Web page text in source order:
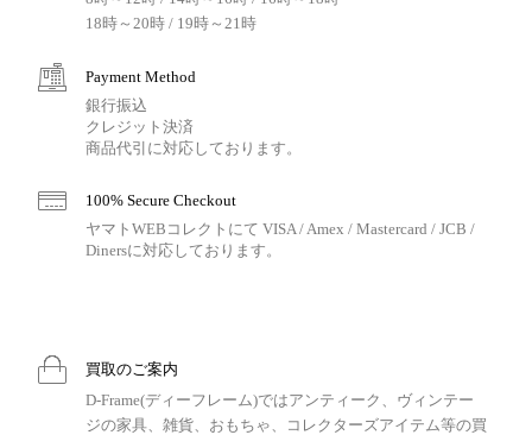
18時～20時 / 19時～21時
Payment Method
銀行振込
クレジット決済
商品代引に対応しております。
100% Secure Checkout
ヤマトWEBコレクトにて VISA / Amex / Mastercard / JCB /
Dinersに対応しております。
買取のご案内
D-Frame(ディーフレーム)ではアンティーク、ヴィンテー
ジの家具、雑貨、おもちゃ、コレクターズアイテム等の買